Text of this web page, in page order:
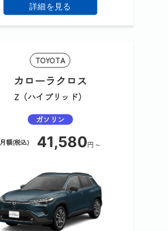
詳細を見る
TOYOTA
カローラクロス
Z（ハイブリッド）
ガソリン
月額(税込) 41,580円～